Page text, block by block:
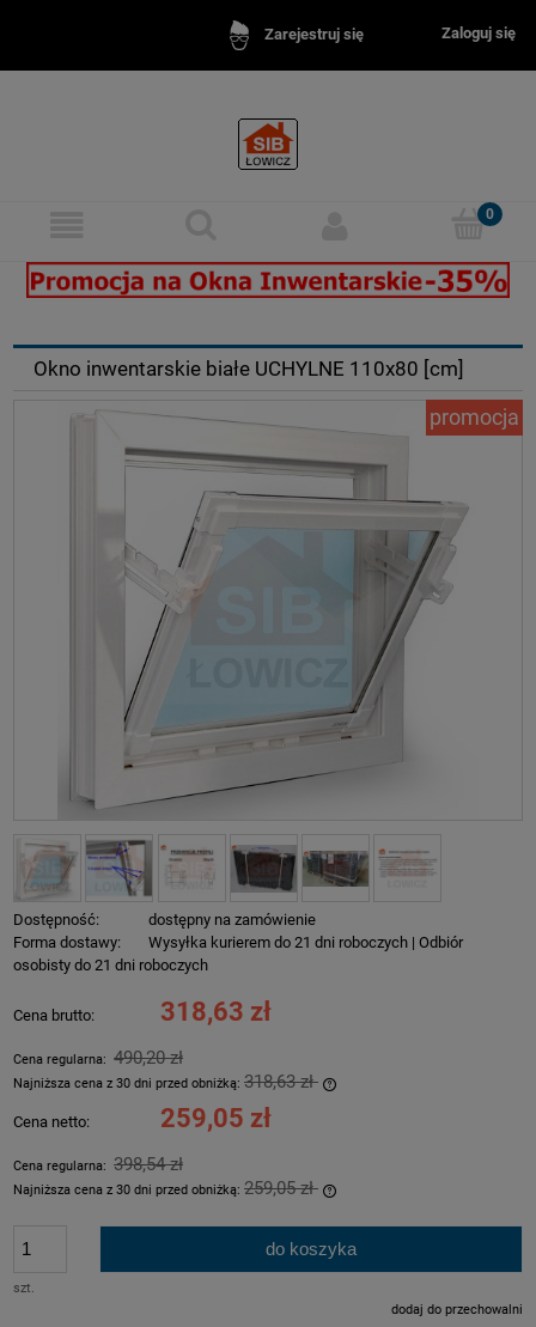
Zarejestruj się Zaloguj się
Okno inwentarskie białe UCHYLNE 110x80 [cm]
promocja
Dostępność:
dostępny na zamówienie
Forma dostawy:
Wysyłka kurierem do 21 dni roboczych | Odbiór
osobisty do 21 dni roboczych
Cena brutto: 318,63 zł
Cena regularna: 490,20 zł
Najniższa cena z 30 dni przed obniżką: 318,63 zł
Cena netto: 259,05 zł
Cena regularna: 398,54 zł
Najniższa cena z 30 dni przed obniżką: 259,05 zł
momentu, kiedy produkt
szt.
do koszyka
dodaj do przechowalni